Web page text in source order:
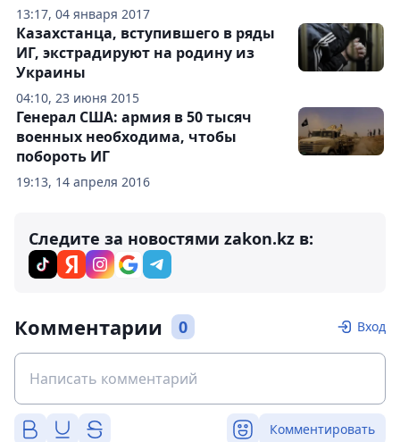
13:17, 04 января 2017
04:10, 23 июня 2015
Казахстанца, вступившего в ряды
ИГ, экстрадируют на родину из
Украины
19:13, 14 апреля 2016
Генерал США: армия в 50 тысяч
военных необходима, чтобы
побороть ИГ
Следите за новостями zakon.kz в:
Комментарии 0 Вход
Комментировать